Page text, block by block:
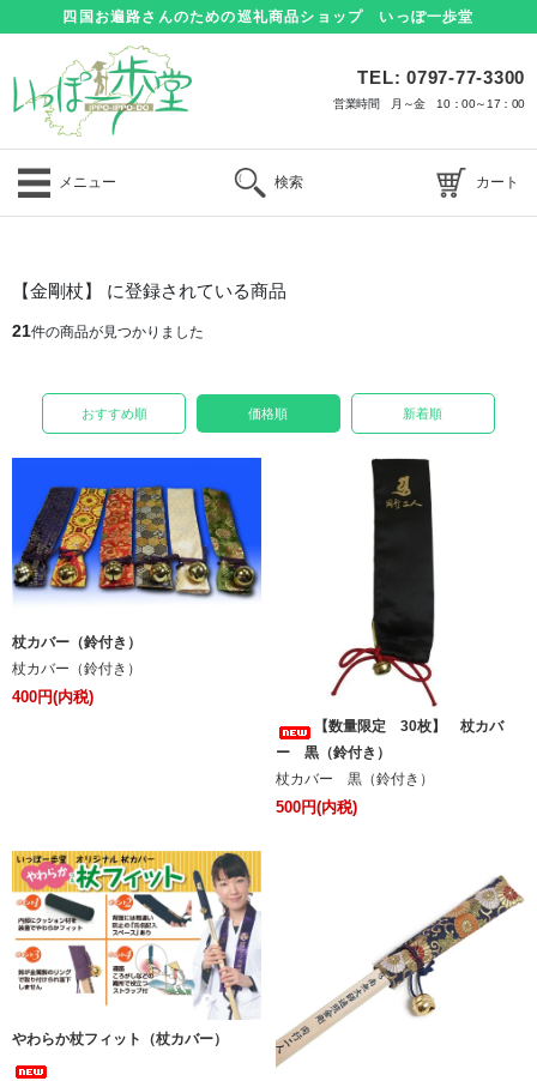
四国お遍路さんのための巡礼商品ショップ いっぽ一歩堂
TEL: 0797-77-3300
営業時間 月～金 10：00～17：00
メニュー 検索 カート
【金剛杖】 に登録されている商品
21件の商品が見つかりました
おすすめ順 価格順 新着順
杖カバー（鈴付き）
杖カバー（鈴付き）
400円(内税)
【数量限定 30枚】 杖カバ
ー 黒（鈴付き）
杖カバー 黒（鈴付き）
500円(内税)
やわらか杖フィット（杖カバー）